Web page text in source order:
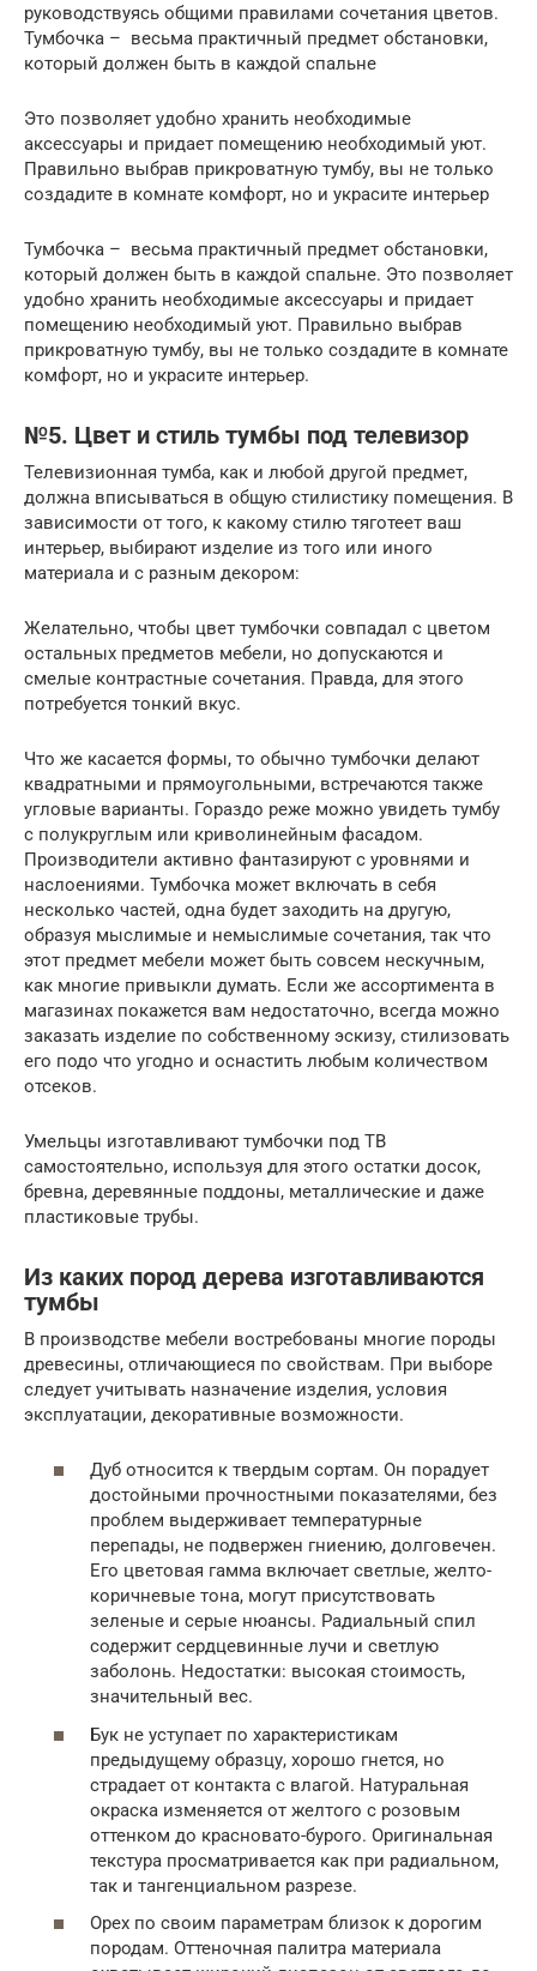
руководствуясь общими правилами сочетания цветов.
Тумбочка – весьма практичный предмет обстановки,
который должен быть в каждой спальне
Это позволяет удобно хранить необходимые
аксессуары и придает помещению необходимый уют.
Правильно выбрав прикроватную тумбу, вы не только
создадите в комнате комфорт, но и украсите интерьер
Тумбочка – весьма практичный предмет обстановки,
который должен быть в каждой спальне. Это позволяет
удобно хранить необходимые аксессуары и придает
помещению необходимый уют. Правильно выбрав
прикроватную тумбу, вы не только создадите в комнате
комфорт, но и украсите интерьер.
№5. Цвет и стиль тумбы под телевизор
Телевизионная тумба, как и любой другой предмет,
должна вписываться в общую стилистику помещения. В
зависимости от того, к какому стилю тяготеет ваш
интерьер, выбирают изделие из того или иного
материала и с разным декором:
Желательно, чтобы цвет тумбочки совпадал с цветом
остальных предметов мебели, но допускаются и
смелые контрастные сочетания. Правда, для этого
потребуется тонкий вкус.
Что же касается формы, то обычно тумбочки делают
квадратными и прямоугольными, встречаются также
угловые варианты. Гораздо реже можно увидеть тумбу
с полукруглым или криволинейным фасадом.
Производители активно фантазируют с уровнями и
наслоениями. Тумбочка может включать в себя
несколько частей, одна будет заходить на другую,
образуя мыслимые и немыслимые сочетания, так что
этот предмет мебели может быть совсем нескучным,
как многие привыкли думать. Если же ассортимента в
магазинах покажется вам недостаточно, всегда можно
заказать изделие по собственному эскизу, стилизовать
его подо что угодно и оснастить любым количеством
отсеков.
Умельцы изготавливают тумбочки под ТВ
самостоятельно, используя для этого остатки досок,
бревна, деревянные поддоны, металлические и даже
пластиковые трубы.
Из каких пород дерева изготавливаются
тумбы
В производстве мебели востребованы многие породы
древесины, отличающиеся по свойствам. При выборе
следует учитывать назначение изделия, условия
эксплуатации, декоративные возможности.
Дуб относится к твердым сортам. Он порадует
достойными прочностными показателями, без
проблем выдерживает температурные
перепады, не подвержен гниению, долговечен.
Его цветовая гамма включает светлые, желто-
коричневые тона, могут присутствовать
зеленые и серые нюансы. Радиальный спил
содержит сердцевинные лучи и светлую
заболонь. Недостатки: высокая стоимость,
значительный вес.
Бук не уступает по характеристикам
предыдущему образцу, хорошо гнется, но
страдает от контакта с влагой. Натуральная
окраска изменяется от желтого с розовым
оттенком до красновато-бурого. Оригинальная
текстура просматривается как при радиальном,
так и тангенциальном разрезе.
Орех по своим параметрам близок к дорогим
породам. Оттеночная палитра материала